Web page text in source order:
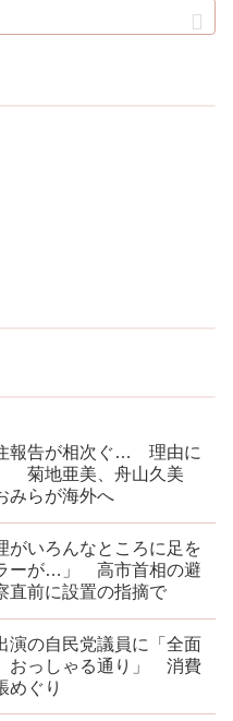
報告が相次ぐ… 理由に
菊地亜美、舟山久美
みらが海外へ
がいろんなところに足を
ーが…」 高市首相の避
直前に設置の指摘で
演の自民党議員に「全面
おっしゃる通り」 消費
めぐり